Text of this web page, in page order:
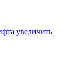
увеличить